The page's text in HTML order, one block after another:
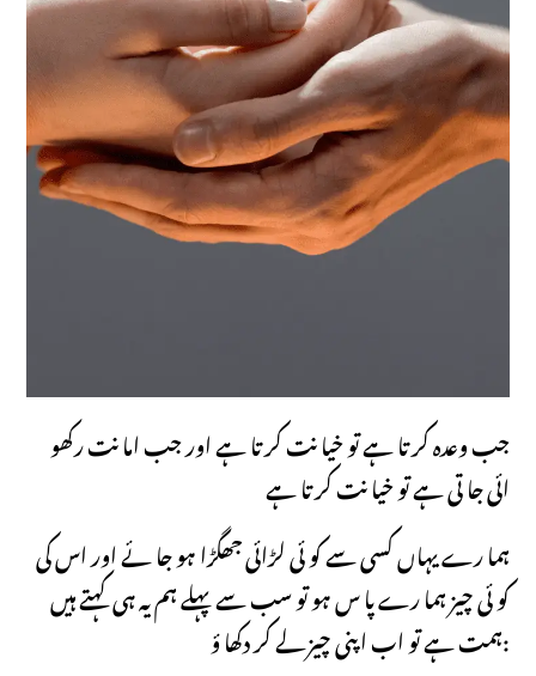
جب وعدہ کر تا ہے تو خیا نت کر تا ہے اور جب اما نت رکھو
ائی جا تی ہے تو خیا نت کر تا ہے
ہما رے یہاں کسی سے کو ئی لڑائی جھگڑا ہو جا ئے اور اس کی
کو ئی چیز ہما رے پا س ہو تو سب سے پہلے ہم یہ ہی کہتے ہیں
:ہمت ہے تو اب اپنی چیز لے کر دکھا ؤ